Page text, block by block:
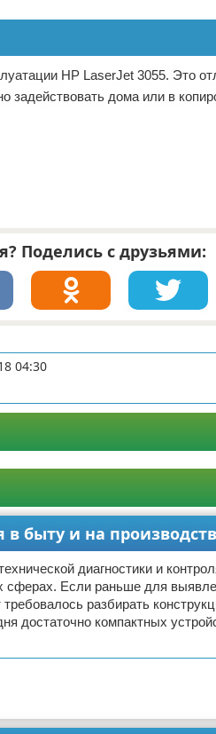
HP LaserJet 3055. Это
задействовать дома или в
Поделись с друзьями:
04:30
быту и на
диагностики и
сферах. Если раньше для
разбирать
достаточно компактных